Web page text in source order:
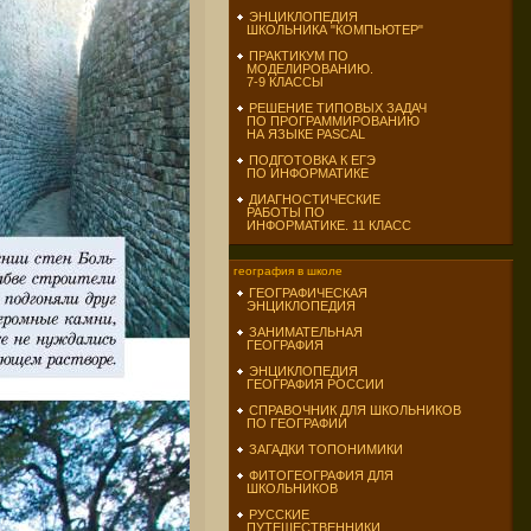
ЭНЦИКЛОПЕДИЯ
ШКОЛЬНИКА "КОМПЬЮТЕР"
ПРАКТИКУМ ПО
МОДЕЛИРОВАНИЮ.
7-9 КЛАССЫ
РЕШЕНИЕ ТИПОВЫХ ЗАДАЧ
ПО ПРОГРАММИРОВАНИЮ
НА ЯЗЫКЕ PASCAL
ПОДГОТОВКА К ЕГЭ
ПО ИНФОРМАТИКЕ
ДИАГНОСТИЧЕСКИЕ
РАБОТЫ ПО
ИНФОРМАТИКЕ. 11 КЛАСС
география в школе
ГЕОГРАФИЧЕСКАЯ
ЭНЦИКЛОПЕДИЯ
ЗАНИМАТЕЛЬНАЯ
ГЕОГРАФИЯ
ЭНЦИКЛОПЕДИЯ
ГЕОГРАФИЯ РОССИИ
СПРАВОЧНИК ДЛЯ ШКОЛЬНИКОВ
ПО ГЕОГРАФИИ
ЗАГАДКИ ТОПОНИМИКИ
ФИТОГЕОГРАФИЯ ДЛЯ
ШКОЛЬНИКОВ
РУССКИЕ
ПУТЕШЕСТВЕННИКИ